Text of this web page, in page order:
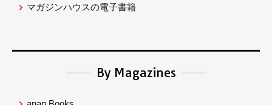
マガジンハウスの電子書籍
By Magazines